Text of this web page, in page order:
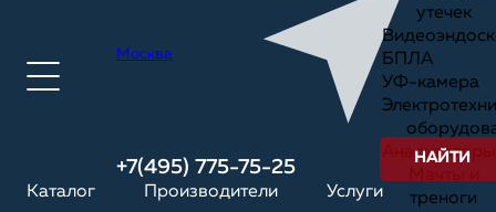
Москва
+7(495) 775-75-25
Каталог Производители Услуги
утечек
БПЛА
УФ-камера
Анализаторы
треноги
НАЙТИ